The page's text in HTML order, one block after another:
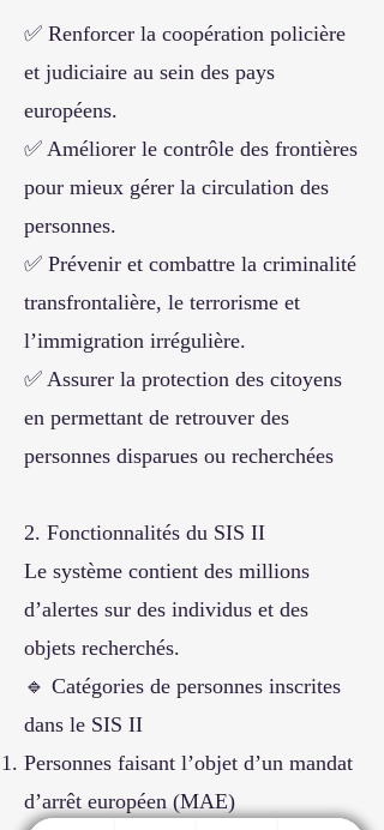
✅ Renforcer la coopération policière
et judiciaire au sein des pays
européens.
✅ Améliorer le contrôle des frontières
pour mieux gérer la circulation des
personnes.
✅ Prévenir et combattre la criminalité
transfrontalière, le terrorisme et
l’immigration irrégulière.
✅ Assurer la protection des citoyens
en permettant de retrouver des
personnes disparues ou recherchées
2. Fonctionnalités du SIS II
Le système contient des millions
d’alertes sur des individus et des
objets recherchés.
🔹 Catégories de personnes inscrites
dans le SIS II
Personnes faisant l’objet d’un mandat
d’arrêt européen (MAE)